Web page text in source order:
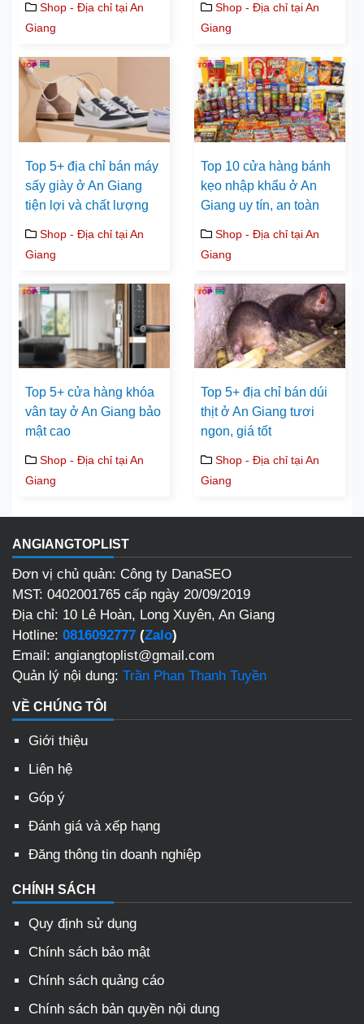
Shop - Địa chỉ tại An
Giang
Shop - Địa chỉ tại An
Giang
Top 5+ địa chỉ bán máy
sấy giày ở An Giang
tiện lợi và chất lượng
Shop - Địa chỉ tại An
Giang
Top 10 cửa hàng bánh
kẹo nhập khẩu ở An
Giang uy tín, an toàn
Shop - Địa chỉ tại An
Giang
Top 5+ cửa hàng khóa
vân tay ở An Giang bảo
mật cao
Shop - Địa chỉ tại An
Giang
Top 5+ địa chỉ bán dúi
thịt ở An Giang tươi
ngon, giá tốt
Shop - Địa chỉ tại An
Giang
ANGIANGTOPLIST
Đơn vị chủ quản: Công ty DanaSEO
MST: 0402001765 cấp ngày 20/09/2019
Địa chỉ: 10 Lê Hoàn, Long Xuyên, An Giang
Hotline: 0816092777 (Zalo)
Email: angiangtoplist@gmail.com
Quản lý nội dung: Trần Phan Thanh Tuyền
VỀ CHÚNG TÔI
Giới thiệu
Liên hệ
Góp ý
Đánh giá và xếp hạng
Đăng thông tin doanh nghiệp
CHÍNH SÁCH
Quy định sử dụng
Chính sách bảo mật
Chính sách quảng cáo
Chính sách bản quyền nội dung